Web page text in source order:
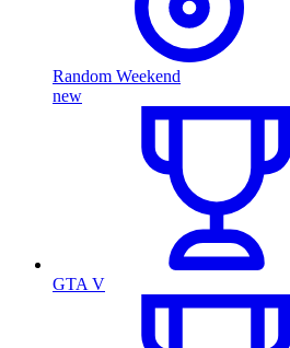
Random Weekend
new
GTA V